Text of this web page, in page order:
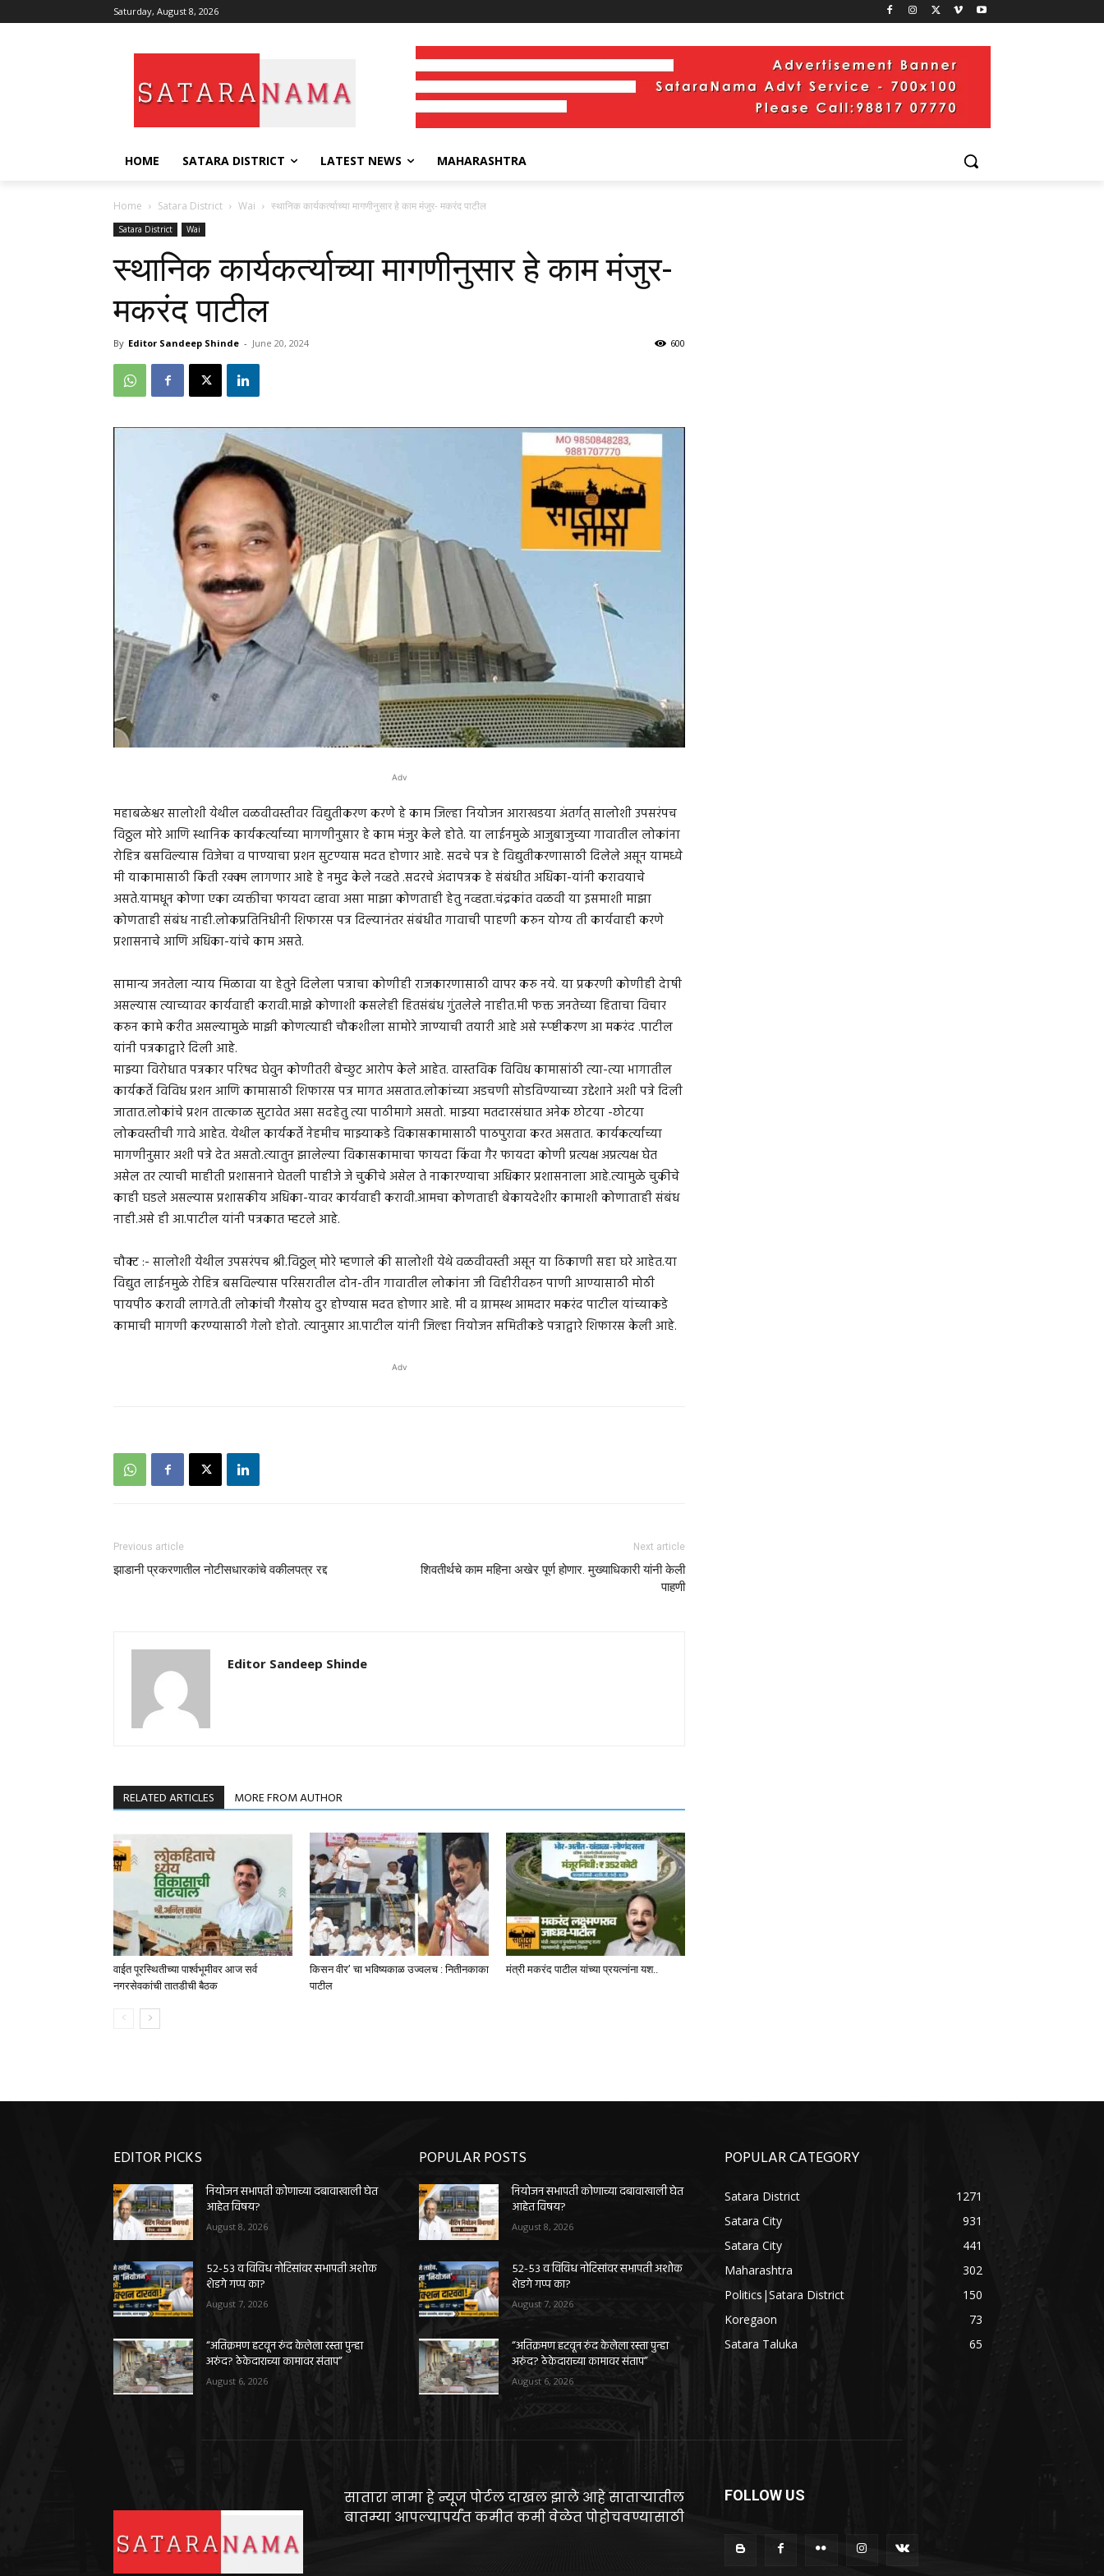
Saturday, August 8, 2026
HOME SATARA DISTRICT LATEST NEWS MAHARASHTRA
Home Satara District Wai स्थानिक कार्यकर्त्याच्या मागणीनुसार हे काम मंजुर- मकरंद पाटील
Satara District Wai
स्थानिक कार्यकर्त्याच्या मागणीनुसार हे काम मंजुर-
मकरंद पाटील
By Editor Sandeep Shinde - June 20, 2024 600
Adv
महाबळेश्वर सालोशी येथील वळवीवस्तीवर विद्युतीकरण करणे हे काम जिल्हा नियोजन आराखडया अंतर्गत् सालोशी उपसरंपच
विठ्ठल मोरे आणि स्थानिक कार्यकर्त्याच्या मागणीनुसार हे काम मंजुर केले होते. या लाईनमुळे आजुबाजुच्या गावातील लोकांना
रोहित्र बसविल्यास विजेचा व पाण्याचा प्रशन सुटण्यास मदत होणार आहे. सदचे पत्र हे विद्युतीकरणासाठी दिलेले असून यामध्ये
मी याकामासाठी किती रक्क्म लागणार आहे हे नमुद केले नव्हते .सदरचे अंदापत्रक हे संबंधीत अधिका-यांनी करावयाचे
असते.यामधून कोणा एका व्यक्तीचा फायदा व्हावा असा माझा कोणताही हेतु नव्हता.चंद्रकांत वळवी या इसमाशी माझा
कोणताही संबंध नाही.लोकप्रतिनिधीनी शिफारस पत्र दिल्यानंतर संबंधीत गावाची पाहणी करुन योग्य ती कार्यवाही करणे
प्रशासनाचे आणि अधिका-यांचे काम असते.
सामान्य जनतेला न्याय मिळावा या हेतुने दिलेला पत्राचा कोणीही राजकारणासाठी वापर करु नये. या प्रकरणी कोणीही देाषी
असल्यास त्याच्यावर कार्यवाही करावी.माझे कोणाशी कसलेही हितसंबंध गुंतलेले नाहीत.मी फक्त जनतेच्या हिताचा विचार
करुन कामे करीत असल्यामुळे माझी कोणत्याही चौकशीला सामोरे जाण्याची तयारी आहे असे स्प्ष्टीकरण आ मकरंद .पाटील
यांनी पत्रकाद्वारे दिली आहे.
माझ्या विरोधात पत्रकार परिषद घेवुन कोणीतरी बेच्छुट आरोप केले आहेत. वास्तविक विविध कामासांठी त्या-त्या भागातील
कार्यकर्ते विविध प्रशन आणि कामासाठी शिफारस पत्र मागत असतात.लोकांच्या अडचणी सोडविण्याच्या उद्देशाने अशी पत्रे दिली
जातात.लोकांचे प्रशन तात्काळ सुटावेत असा सदहेतु त्या पाठीमागे असतो. माझ्या मतदारसंघात अनेक छोटया -छोटया
लोकवस्तीची गावे आहेत. येथील कार्यकर्ते नेहमीच माझ्याकडे विकासकामासाठी पाठपुरावा करत असतात. कार्यकर्त्याच्या
मागणीनुसार अशी पत्रे देत असतो.त्यातुन झालेल्या विकासकामाचा फायदा किंवा गैर फायदा कोणी प्रत्यक्ष अप्रत्यक्ष घेत
असेल तर त्याची माहीती प्रशासनाने घेतली पाहीजे जे चुकीचे असेल ते नाकारण्याचा अधिकार प्रशासनाला आहे.त्यामुळे चुकीचे
काही घडले असल्यास प्रशासकीय अधिका-यावर कार्यवाही करावी.आमचा कोणताही बेकायदेशीर कामाशी कोणाताही संबंध
नाही.असे ही आ.पाटील यांनी पत्रकात म्हटले आहे.
चौक्ट :- सालोशी येथील उपसरंपच श्री.विठ्ठल् मोरे म्हणाले की सालोशी येथे वळवीवस्ती असून या ठिकाणी सहा घरे आहेत.या
विद्युत लाईनमुळे रोहित्र बसविल्यास परिसरातील दोन-तीन गावातील लोकांना जी विहीरीवरुन पाणी आण्यासाठी मोठी
पायपीठ करावी लागते.ती लोकांची गैरसोय दुर होण्यास मदत होणार आहे. मी व ग्रामस्थ आमदार मकरंद पाटील यांच्याकडे
कामाची मागणी करण्यासाठी गेलो होतो. त्यानुसार आ.पाटील यांनी जिल्हा नियोजन समितीकडे पत्राद्वारे शिफारस केली आहे.
Adv
Previous article
झाडानी प्रकरणातील नोटीसधारकांचे वकीलपत्र रद्द
Next article
शिवतीर्थचे काम महिना अखेर पूर्ण होणार. मुख्याधिकारी यांनी केली
पाहणी
Editor Sandeep Shinde
RELATED ARTICLES MORE FROM AUTHOR
वाईत पूरस्थितीच्या पार्श्वभूमीवर आज सर्व
नगरसेवकांची तातडीची बैठक
किसन वीर’ चा भविष्यकाळ उज्वलच : नितीनकाका
पाटील
मंत्री मकरंद पाटील यांच्या प्रयत्नांना यश..
EDITOR PICKS
नियोजन सभापती कोणाच्या दबावाखाली घेत
आहेत विषय?
August 8, 2026
५२-५३ व विविध नोटिसांवर सभापती अशोक
शेडगे गप्प का?
August 7, 2026
“अतिक्रमण हटवून रुंद केलेला रस्ता पुन्हा
अरुंद? ठेकेदाराच्या कामावर संताप”
August 6, 2026
POPULAR POSTS
नियोजन सभापती कोणाच्या दबावाखाली घेत
आहेत विषय?
August 8, 2026
५२-५३ व विविध नोटिसांवर सभापती अशोक
शेडगे गप्प का?
August 7, 2026
“अतिक्रमण हटवून रुंद केलेला रस्ता पुन्हा
अरुंद? ठेकेदाराच्या कामावर संताप”
August 6, 2026
POPULAR CATEGORY
Satara District
1271
Satara City
931
Satara City
441
Maharashtra
302
Politics|Satara District
150
Koregaon
73
Satara Taluka
65
सातारा नामा हे न्यूज पोर्टल दाखल झाले आहे साताऱ्यातील
बातम्या आपल्यापर्यंत कमीत कमी वेळेत पोहोचवण्यासाठी
FOLLOW US